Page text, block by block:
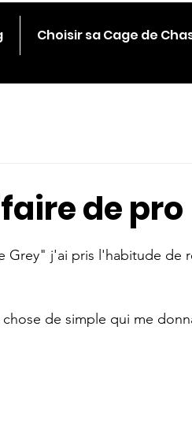
Choisir sa Cage de
de pro
Grey" j'ai pris l'habitude de
de simple qui me